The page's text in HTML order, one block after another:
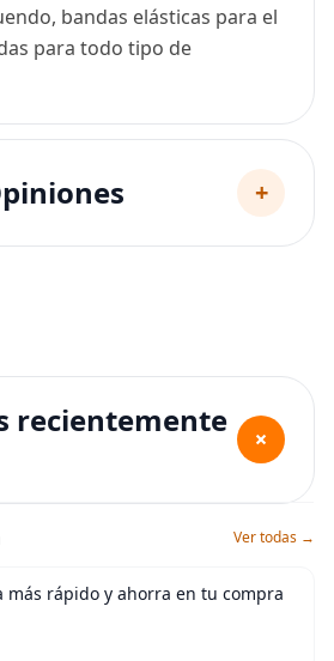
bandas elásticas para el
para todo tipo de
+
recientemente
+
Ver todas →
más rápido y ahorra en tu compra